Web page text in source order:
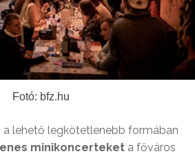
Fotó: bfz.hu
a lehető legkötetlenebb formában
minikoncerteket a főváros